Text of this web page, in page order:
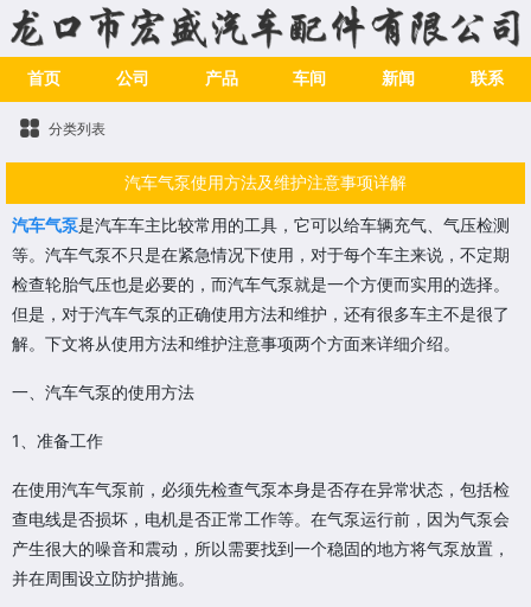
首页 公司 产品 车间 新闻 联系
分类列表
汽车气泵使用方法及维护注意事项详解
汽车气泵是汽车车主比较常用的工具，它可以给车辆充气、气压检测
等。汽车气泵不只是在紧急情况下使用，对于每个车主来说，不定期
检查轮胎气压也是必要的，而汽车气泵就是一个方便而实用的选择。
但是，对于汽车气泵的正确使用方法和维护，还有很多车主不是很了
解。下文将从使用方法和维护注意事项两个方面来详细介绍。
一、汽车气泵的使用方法
1、准备工作
在使用汽车气泵前，必须先检查气泵本身是否存在异常状态，包括检
查电线是否损坏，电机是否正常工作等。在气泵运行前，因为气泵会
产生很大的噪音和震动，所以需要找到一个稳固的地方将气泵放置，
并在周围设立防护措施。